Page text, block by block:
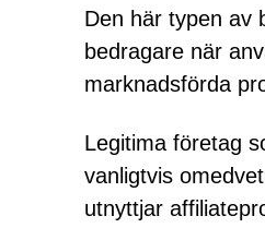
Den här typen av
bedragare när
marknadsförda
Legitima företag
vanligtvis
utnyttjar